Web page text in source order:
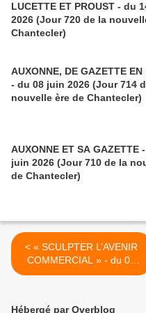
LUCETTE ET PROUST - du
2026 (Jour 720 de la
Chantecler)
AUXONNE, DE GAZETTE EN
- du 08 juin 2026 (Jour 714
nouvelle ère de Chantecler)
AUXONNE ET SA GAZETTE
juin 2026 (Jour 710 de la
de Chantecler)
< « SCULPTER L’AVENIR
COMMERCIAL » - du 02
NOVEMBRE 2015
Hébergé par Overblog